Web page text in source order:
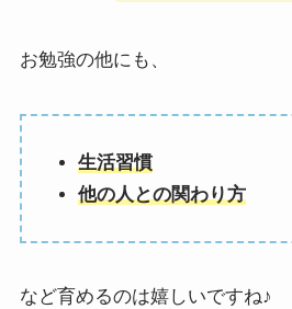
お勉強の他にも、
生活習慣
他の人との関わり方
など育めるのは嬉しいですね♪